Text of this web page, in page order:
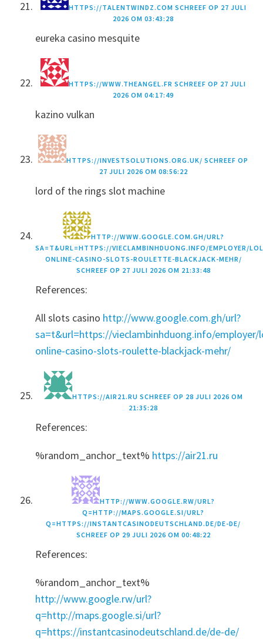
HTTPS://TALENTWINDZ.COM SCHREEF OP 27 JULI
2026 OM 03:43:28
eureka casino mesquite
HTTPS://WWW.THEANGEL.FR SCHREEF OP 27 JULI
2026 OM 04:17:49
kazino vulkan
HTTPS://INVESTSOLUTIONS.ORG.UK/ SCHREEF OP
27 JULI 2026 OM 08:56:22
lord of the rings slot machine
HTTP://WWW.GOOGLE.COM.GH/URL?
SA=T&URL=HTTPS://VIECLAMBINHDUONG.INFO/EMPLOYER/
ONLINE-CASINO-SLOTS-ROULETTE-BLACKJACK-MEHR/
SCHREEF OP 27 JULI 2026 OM 21:33:48
References:
All slots casino http://www.google.com.gh/url?
sa=t&url=https://vieclambinhduong.info/employer/
online-casino-slots-roulette-blackjack-mehr/
HTTPS://AIR21.RU SCHREEF OP 28 JULI 2026 OM
21:35:28
References:
%random_anchor_text% https://air21.ru
HTTP://WWW.GOOGLE.RW/URL?
Q=HTTP://MAPS.GOOGLE.SI/URL?
Q=HTTPS://INSTANTCASINODEUTSCHLAND.DE/DE-DE/
SCHREEF OP 29 JULI 2026 OM 00:48:22
References:
%random_anchor_text%
http://www.google.rw/url?
q=http://maps.google.si/url?
q=https://instantcasinodeutschland.de/de-de/